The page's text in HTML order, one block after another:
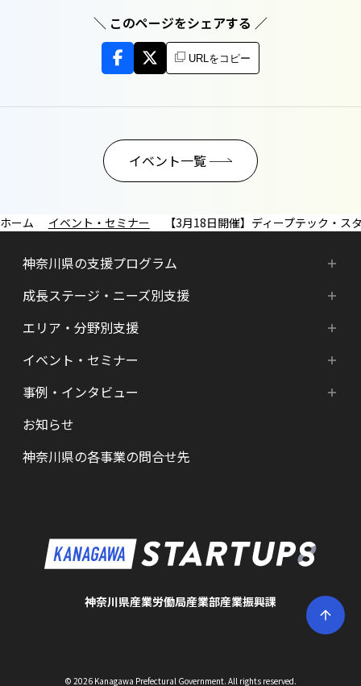
＼ このページをシェアする ／
URLをコピー
イベント一覧
イベント・セミナー 【3月18日開催】ディープテック・
神奈川県の支援プログラム
神奈川県の支援プログラム
HATSU-SHINKANAGAWA
HATSU起業家支援プログラム
SHINみなとみらい
KID
成長ステージ・ニーズ別支援
成長ステージ・ニーズ別支援
起業準備期支援（アイデア段階）
シード期支援（事業創出段階）
アーリー期支援（事業拡大段階）
メンター・サポーターの紹介
エリア・分野別支援
エリア・分野別支援
HATSU-SHIN の支援拠点
県内の支援拠点・コミュニティー
特区制度（国家戦略特区等）
ロボット産業・宇宙関連産業
イベント・セミナー
新着情報
カレンダー
事例・インタビュー
インタビュー（一覧）
お知らせ
神奈川県の各事業の問合せ先
神奈川県産業労働局産業部産業振興課
© 2026 Kanagawa Prefectural Government. All rights reserved.